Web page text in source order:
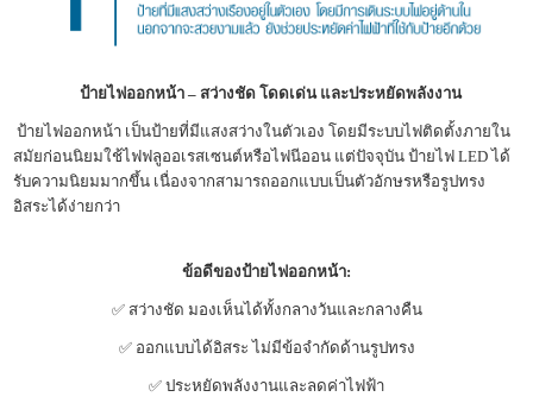
ป้ายไฟออกหน้า – สว่างชัด โดดเด่น และประหยัดพลังงาน
ป้ายไฟออกหน้า เป็นป้ายที่มีแสงสว่างในตัวเอง โดยมีระบบไฟติดตั้งภายใน
สมัยก่อนนิยมใช้ไฟฟลูออเรสเซนต์หรือไฟนีออน แต่ปัจจุบัน ป้ายไฟ LED ได้
รับความนิยมมากขึ้น เนื่องจากสามารถออกแบบเป็นตัวอักษรหรือรูปทรง
อิสระได้ง่ายกว่า
ข้อดีของป้ายไฟออกหน้า:
✅ สว่างชัด มองเห็นได้ทั้งกลางวันและกลางคืน
✅ ออกแบบได้อิสระ ไม่มีข้อจำกัดด้านรูปทรง
✅ ประหยัดพลังงานและลดค่าไฟฟ้า